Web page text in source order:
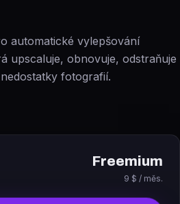
automatické vylepšování
upscaluje, obnovuje, odstraňuje
fotografií.
Freemium
9 $ / měs.